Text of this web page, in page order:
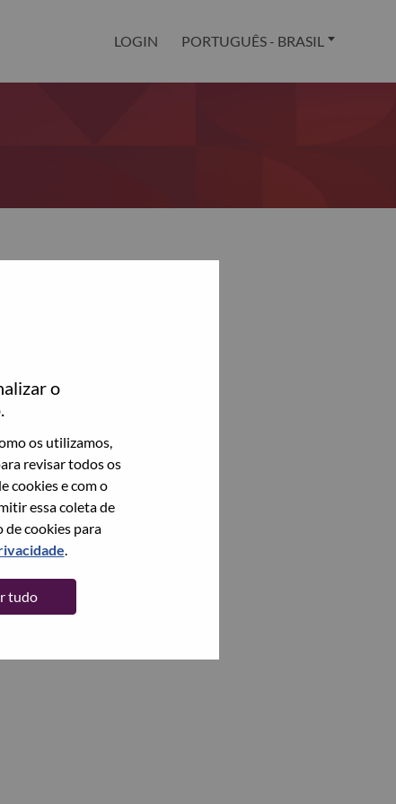
o
os utilizamos,
revisar todos os
cookies e com o
essa coleta de
cookies para
tudo
LOGIN PORTUGUÊS - BRASIL